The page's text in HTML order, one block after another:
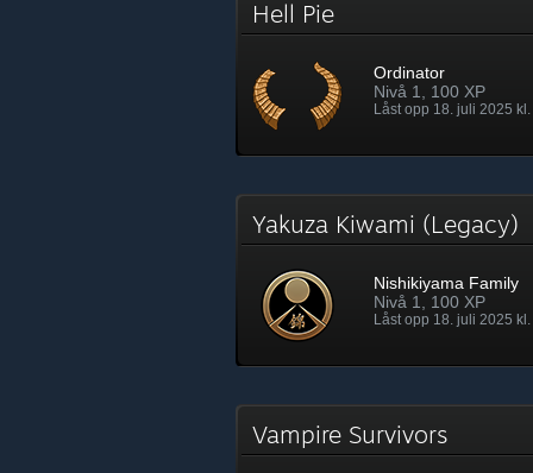
Hell Pie
Ordinator
Nivå 1, 100 XP
Låst opp 18. juli 2025 kl.
Yakuza Kiwami (Legacy)
Nishikiyama Family
Nivå 1, 100 XP
Låst opp 18. juli 2025 kl.
Vampire Survivors